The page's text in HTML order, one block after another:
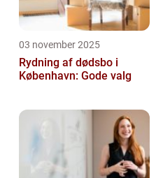
03 november 2025
Rydning af dødsbo i
København: Gode valg